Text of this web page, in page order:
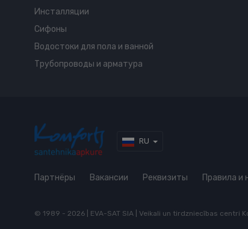
Инсталляции
Сифоны
Водостоки для пола и ванной
Трубопроводы и арматура
RU
Партнёры Вакансии Реквизиты Правила и
© 1989 - 2026 | EVA-SAT SIA | Veikali un tirdzniecības centri